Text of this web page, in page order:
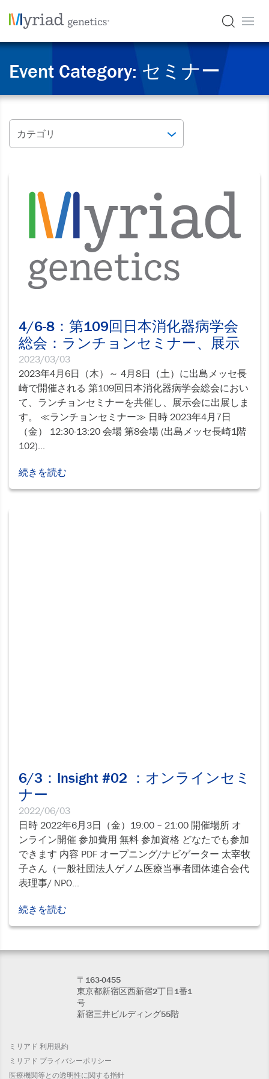
Event Category: セミナー
カテゴリ
4/6-8：第109回日本消化器病学会
総会：ランチョンセミナー、展示
2023/03/03
2023年4月6日（木）～ 4月8日（土）に出島メッセ長
崎で開催される 第109回日本消化器病学会総会におい
て、ランチョンセミナーを共催し、展示会に出展しま
す。 ≪ランチョンセミナー≫ 日時 2023年4月7日
（金） 12:30-13:20 会場 第8会場 (出島メッセ長崎1階
102)...
続きを読む
6/3：Insight #02 ：オンラインセミ
ナー
2022/06/03
日時 2022年6月3日（金）19:00 – 21:00 開催場所 オ
ンライン開催 参加費用 無料 参加資格 どなたでも参加
できます 内容 PDF オープニング/ナビゲーター 太宰牧
子さん（一般社団法人ゲノム医療当事者団体連合会代
表理事/ NPO...
続きを読む
〒163-0455
東京都新宿区西新宿2丁目1番1
号
新宿三井ビルディング55階
ミリアド 利用規約
ミリアド プライバシーポリシー
医療機関等との透明性に関する指針